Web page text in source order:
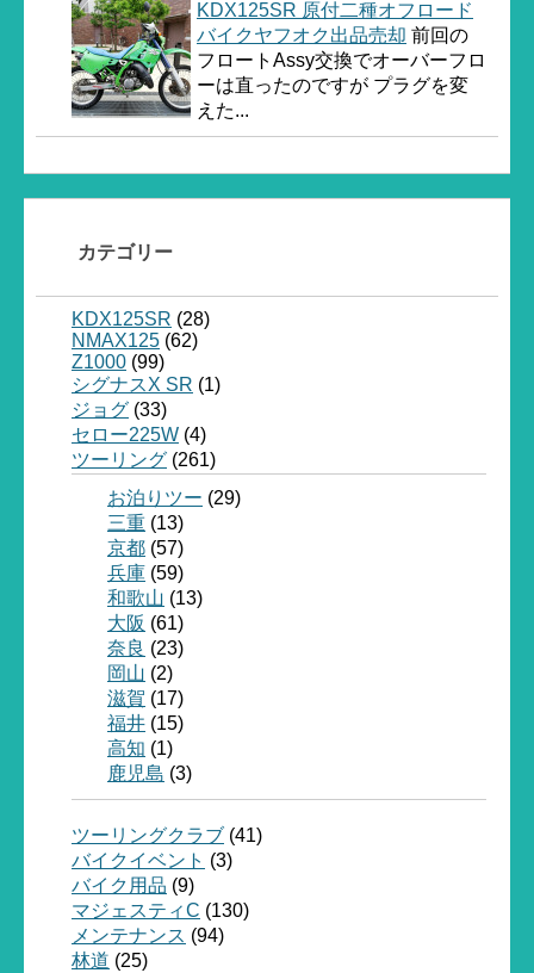
KDX125SR 原付二種オフロード
バイクヤフオク出品売却 前回の
フロートAssy交換でオーバーフロ
ーは直ったのですが プラグを変
えた...
カテゴリー
KDX125SR (28)
NMAX125 (62)
Z1000 (99)
シグナスX SR (1)
ジョグ (33)
セロー225W (4)
ツーリング (261)
お泊りツー (29)
三重 (13)
京都 (57)
兵庫 (59)
和歌山 (13)
大阪 (61)
奈良 (23)
岡山 (2)
滋賀 (17)
福井 (15)
高知 (1)
鹿児島 (3)
ツーリングクラブ (41)
バイクイベント (3)
バイク用品 (9)
マジェスティC (130)
メンテナンス (94)
林道 (25)